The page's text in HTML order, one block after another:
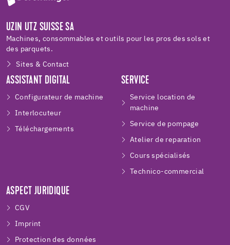
UZIN UTZ SUISSE SA
Machines, consommables et outils pour les pros des sols et
des parquets.
Sites & Contact
ASSISTANT DIGITAL
Configurateur de machine
Interlocuteur
Téléchargements
SERVICE
Service location de
machine
Service de pompage
Atelier de reparation
Cours spécialisés
Technico-commercial
ASPECT JURIDIQUE
CGV
Imprint
Protection des données